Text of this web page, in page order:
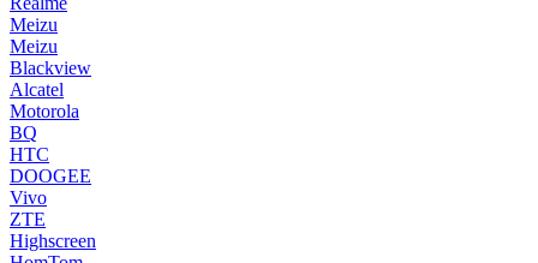
Meizu
Meizu
Blackview
Alcatel
Motorola
BQ
HTC
DOOGEE
Vivo
ZTE
Highscreen